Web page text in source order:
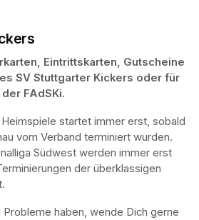
Eintrittskarten, Gutscheine
SV Stuttgarter Kickers oder für
FAdSKi.
startet immer erst, sobald
vom Verband terminiert wurden.
Südwest werden immer erst
der überklassigen
haben, wende Dich gerne